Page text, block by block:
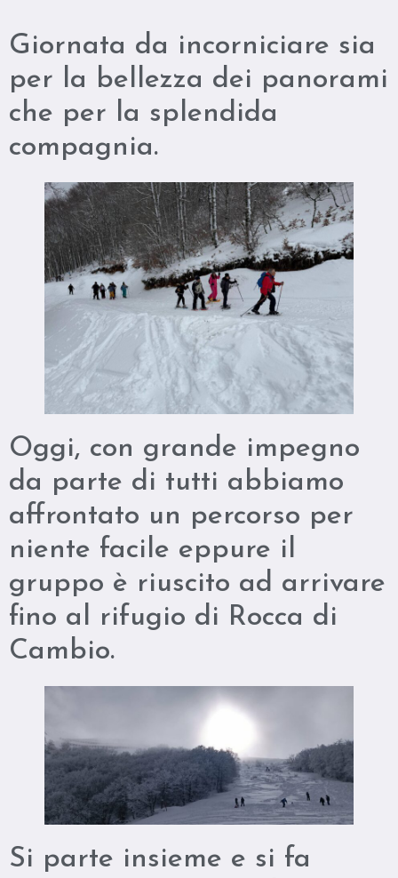
Giornata da incorniciare sia
per la bellezza dei panorami
che per la splendida
compagnia.
Oggi, con grande impegno
da parte di tutti abbiamo
affrontato un percorso per
niente facile eppure il
gruppo è riuscito ad arrivare
fino al rifugio di Rocca di
Cambio.
Si parte insieme e si fa